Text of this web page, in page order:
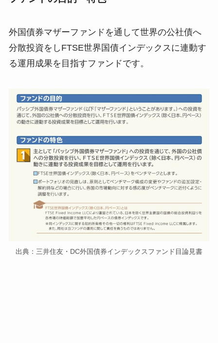
外国債券マザーファンドを通して世界の公社債へ
分散投資をしFTSE世界国債インデックスに連動す
る運用成果を目指すファンドです。
出典：三井住友・DC外国債券インデックスファンド目論見書